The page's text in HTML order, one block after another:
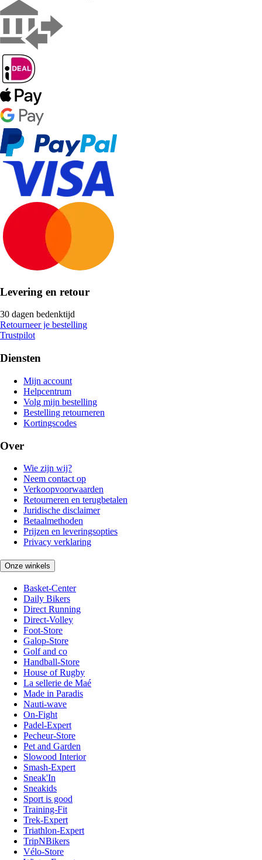
Levering en retour
30 dagen bedenktijd
Retourneer je bestelling
Trustpilot
Diensten
Mijn account
Helpcentrum
Volg mijn bestelling
Bestelling retourneren
Kortingscodes
Over
Wie zijn wij?
Neem contact op
Verkoopvoorwaarden
Retourneren en terugbetalen
Juridische disclaimer
Betaalmethoden
Prijzen en leveringsopties
Privacy verklaring
Onze winkels
Basket-Center
Daily Bikers
Direct Running
Direct-Volley
Foot-Store
Galop-Store
Golf and co
Handball-Store
House of Rugby
La sellerie de Maé
Made in Paradis
Nauti-wave
On-Fight
Padel-Expert
Pecheur-Store
Pet and Garden
Slowood Interior
Smash-Expert
Sneak'In
Sneakids
Sport is good
Training-Fit
Trek-Expert
Triathlon-Expert
TripNBikers
Vélo-Store